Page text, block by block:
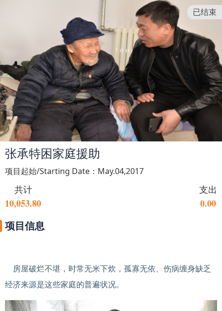
已结束
张承特困家庭援助
项目起始/Starting Date：May.04,2017
共计
10,053.80
支出
0.00
项目信息
房屋破烂不堪，时常无米下炊，孤寡无依、伤病缠身缺乏
经济来源是这些家庭的普遍状况。